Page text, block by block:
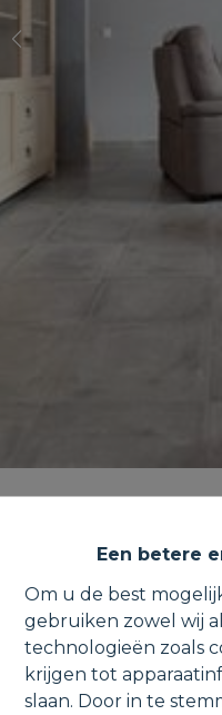
Een betere
Om u de best
gebruiken zowel wij
technologieën zoals
krijgen tot
slaan. Door in te
Recent
met 2
Rupellaan 1 305,